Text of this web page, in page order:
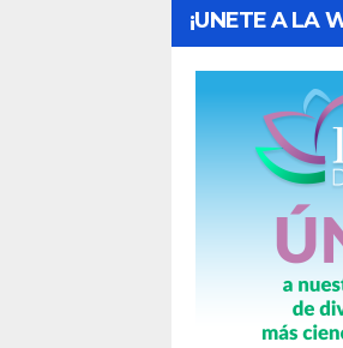
¡UNETE A LA